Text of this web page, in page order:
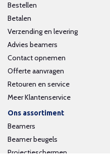
Bestellen
Betalen
Verzending en levering
Advies beamers
Contact opnemen
Offerte aanvragen
Retouren en service
Meer Klantenservice
Ons assortiment
Beamers
Beamer beugels
Projectieschermen